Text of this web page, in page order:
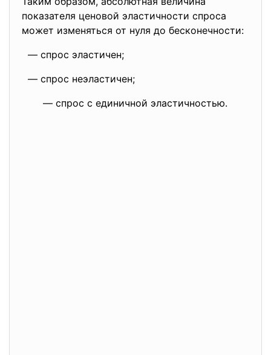
показателя ценовой эластичности спроса
может изменяться от нуля до бесконечности:
— спрос эластичен;
— спрос неэластичен;
— спрос с единичной эластичностью.